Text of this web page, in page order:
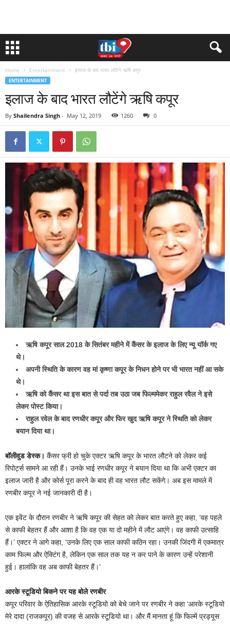
Home Entertainment इलाज के बाद भारत लौटेंगे ऋषि कपूर
ENTERTAINMENT
इलाज के बाद भारत लौटेंगे ऋषि कपूर
By Shailendra Singh - May 12, 2019 1260 0
ऋषि कपूर साल 2018 के सितंबर महीने में कैंसर के इलाज के लिए न्यू यॉर्क गए
थे।
अपनी स्थिति के कारण वह मां कृष्णा कपूर के निधन होने पर भी भारत नहीं आ सके
थे।
ऋषि को कैंसर था इस बात से पर्दा तब उठा जब फिल्ममेकर राहुल रवैल ने इसे
लेकर पोस्ट किया।
राहुल रवेल के बाद रणधीर कपूर और फिर खुद ऋषि कपूर ने स्थिति को लेकर
बयान दिया था।
बॉलीवुड डेस्क। कैंसर फ्री हो चुके एक्टर ऋषि कपूर के भारत लौटने को लेकर कई
रिपोर्ट्स सामने आ रही हैं। उनके भाई रणधीर कपूर ने बयान दिया था कि अभी एक्टर का
इलाज जारी है और कोर्स पूरा करने के बाद ही वह भारत लौट सकेंगे। अब इस मामले में
रणबीर कपूर ने नई जानकारी दी है।
एक इवेंट के दौरान रणबीर ने ऋषि कपूर की सेहत को लेकर बात करते हुए कहा, ‘वह पहले
से काफी बेहतर हैं और आशा है कि वह एक या दो महीने में लौट आएंगे। वह काफी उत्साहि
हैं।’ एक्टर ने आगे कहा, ‘उनके लिए एक साल काफी कठिन रहा। उनकी जिंदगी में एकमात्र
काम फिल्म और ऐक्टिंग है, लेकिन एक साल तक यह न कर पाने के कारण उन्हें परेशानी
हुई। हालांकि वह अब काफी बेहतर हैं।’
आरके स्टूडियो बिकने पर यह बोले रणबीर
कपूर परिवार के ऐतिहासिक आरके स्टूडियो को बेचे जाने पर रणबीर ने कहा ‘आरके स्टूडियो
मेरे दादा (राजकपूर) की वजह से आरके स्टूडियो था। और मैं मानता हूं कि फिल्में प्रड्यूस